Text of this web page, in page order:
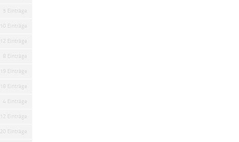
5 Einträge
10 Einträge
12 Einträge
8 Einträge
19 Einträge
18 Einträge
4 Einträge
12 Einträge
20 Einträge